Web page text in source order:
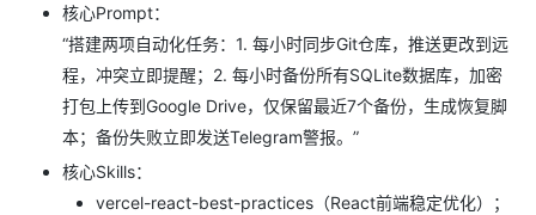
核心Prompt：
“搭建两项自动化任务：1. 每小时同步Git仓库，推送更改到远
程，冲突立即提醒；2. 每小时备份所有SQLite数据库，加密
打包上传到Google Drive，仅保留最近7个备份，生成恢复脚
本；备份失败立即发送Telegram警报。”
核心Skills：
vercel-react-best-practices（React前端稳定优化）；